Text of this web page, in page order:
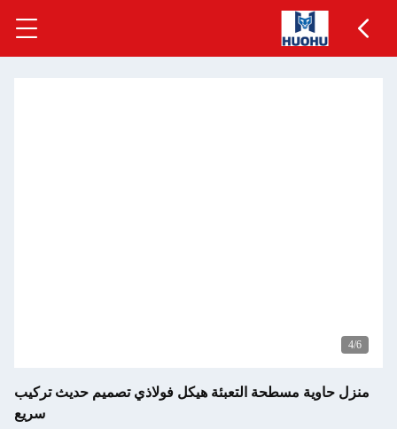
منزل حاوية مسطحة التعبئة هيكل فولاذي تصميم حديث تركيب
سريع